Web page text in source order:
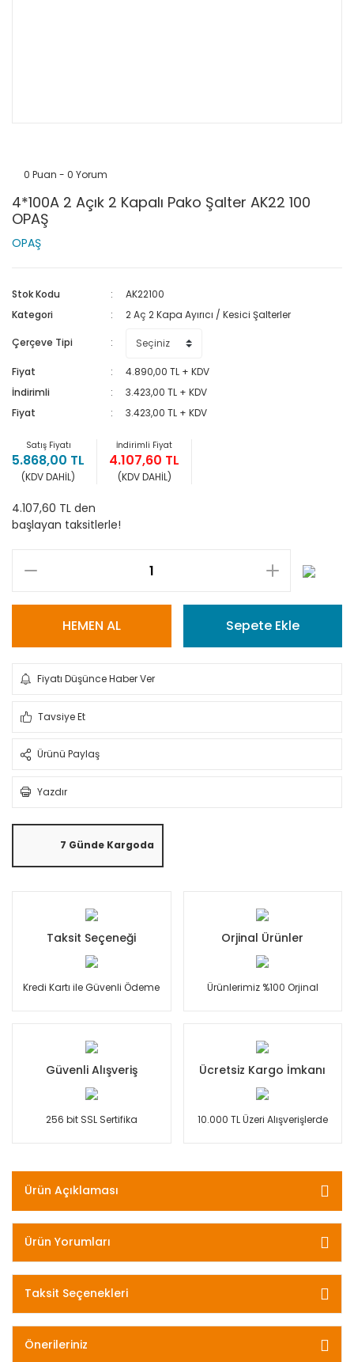
0 Puan - 0 Yorum
4*100A 2 Açık 2 Kapalı Pako Şalter AK22 100
OPAŞ
OPAŞ
Stok Kodu
AK22100
Kategori
2 Aç 2 Kapa Ayırıcı / Kesici Şalterler
Çerçeve Tipi
Fiyat
4.890,00 TL + KDV
İndirimli
3.423,00 TL + KDV
Fiyat
3.423,00 TL + KDV
Satış Fiyatı
5.868,00 TL
(KDV DAHİL)
İndirimli Fiyat
4.107,60 TL
(KDV DAHİL)
4.107,60 TL den
başlayan taksitlerle!
HEMEN AL Sepete Ekle
Fiyatı Düşünce Haber Ver
Tavsiye Et
Ürünü Paylaş
Yazdır
7 Günde Kargoda
Taksit Seçeneği
Kredi Kartı ile Güvenli Ödeme
Orjinal Ürünler
Ürünlerimiz %100 Orjinal
Güvenli Alışveriş
256 bit SSL Sertifika
Ücretsiz Kargo İmkanı
10.000 TL Üzeri Alışverişlerde
Ürün Açıklaması
Ürün Yorumları
Taksit Seçenekleri
Önerileriniz